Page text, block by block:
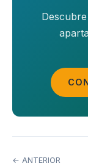
← ANTERIOR